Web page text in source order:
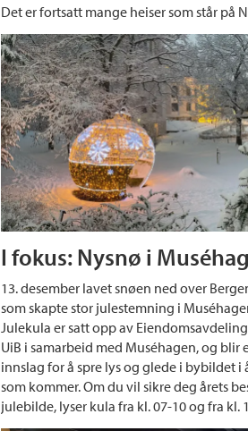
Det er fortsatt mange heiser som står på
I fokus: Nysnø i
13. desember lavet snøen ned over
som skapte stor julestemning i
Julekula er satt opp av
UiB i samarbeid med Muséhagen, og blir
innslag for å spre lys og glede i bybildet i
som kommer. Om du vil sikre deg årets
julebilde, lyser kula fra kl. 07-10 og fra kl.